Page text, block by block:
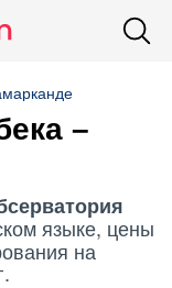
–
языке, цены
на